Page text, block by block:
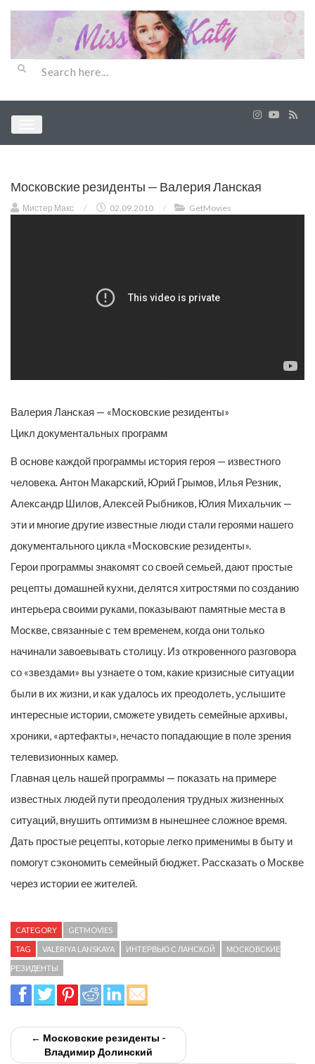
Московские резиденты — Валерия Ланская
Мистер Макс / 02.09.2010 / GetMovies
Валерия Ланская — «Московские резиденты»
Цикл документальных программ
В основе каждой программы история героя — известного
человека. Антон Макарский, Юрий Грымов, Илья Резник,
Александр Шилов, Алексей Рыбников, Юлия Михальчик —
эти и многие другие известные люди стали героями нашего
документального цикла «Московские резиденты».
Герои программы знакомят со своей семьей, дают простые
рецепты домашней кухни, делятся хитростями по созданию
интерьера своими руками, показывают памятные места в
Москве, связанные с тем временем, когда они только
начинали завоевывать столицу. Из откровенного разговора
со «звездами» вы узнаете о том, какие кризисные ситуации
были в их жизни, и как удалось их преодолеть, услышите
интересные истории, сможете увидеть семейные архивы,
хроники, «артефакты», нечасто попадающие в поле зрения
телевизионных камер.
Главная цель нашей программы — показать на примере
известных людей пути преодоления трудных жизненных
ситуаций, внушить оптимизм в нынешнее сложное время.
Дать простые рецепты, которые легко применимы в быту и
помогут сэкономить семейный бюджет. Рассказать о Москве
через истории ее жителей.
CATEGORY GETMOVIES
TAG VALERIYA LANSKAYA ИНТЕРВЬЮ С ЛАНСКОЙ МОСКОВСКИЕ
РЕЗИДЕНТЫ
← Московские резиденты -
Владимир Долинский